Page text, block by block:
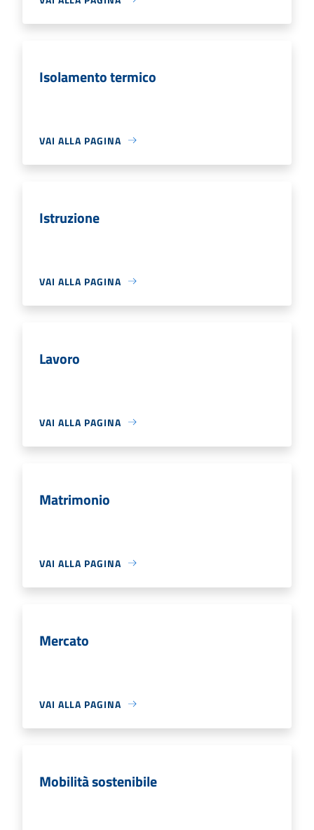
Isolamento termico
VAI ALLA PAGINA
Istruzione
VAI ALLA PAGINA
Lavoro
VAI ALLA PAGINA
Matrimonio
VAI ALLA PAGINA
Mercato
VAI ALLA PAGINA
Mobilità sostenibile